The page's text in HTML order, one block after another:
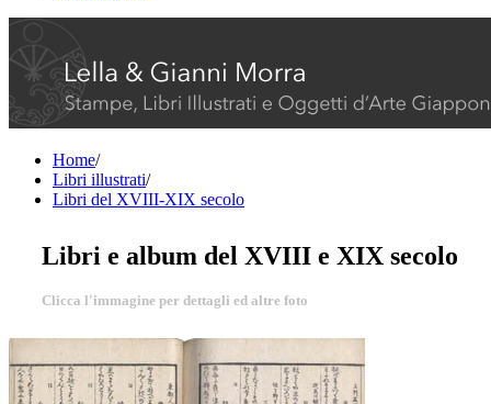
Home/
Libri illustrati/
Libri del XVIII-XIX secolo
Libri e album del XVIII e XIX secolo
Clicca l'immagine per dettagli ed altre foto